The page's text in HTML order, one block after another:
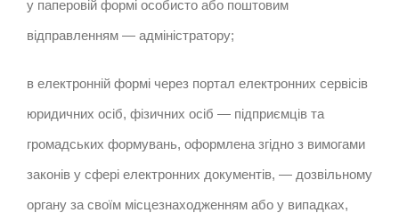
у паперовій формі особисто або поштовим
відправленням — адміністратору;
в електронній формі через портал електронних сервісів
юридичних осіб, фізичних осіб — підприємців та
громадських формувань, оформлена згідно з вимогами
законів у сфері електронних документів, — дозвільному
органу за своїм місцезнаходженням або у випадках,